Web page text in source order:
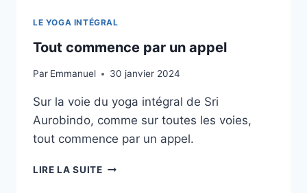
LE YOGA INTÉGRAL
Tout commence par un appel
Par Emmanuel 30 janvier 2024
Sur la voie du yoga intégral de Sri
Aurobindo, comme sur toutes les voies,
tout commence par un appel.
LIRE LA SUITETOUT